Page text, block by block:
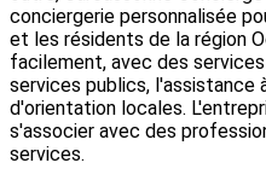
conciergerie personnalisée
et les résidents de la région
facilement, avec des
services publics, l'assistance
d'orientation locales.
s'associer avec des
services.